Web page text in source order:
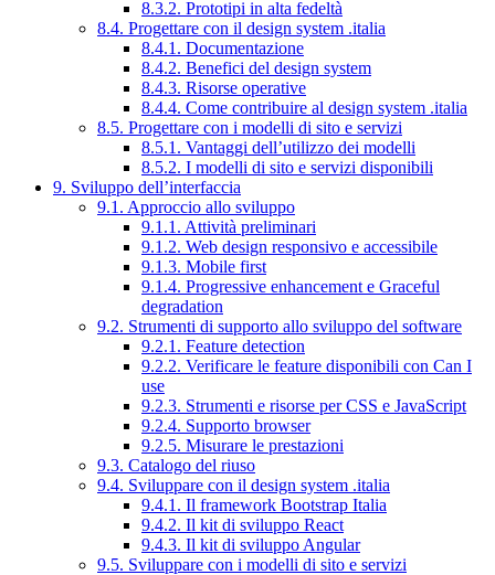
8.3.2. Prototipi in alta fedeltà
8.4. Progettare con il design system .italia
8.4.1. Documentazione
8.4.2. Benefici del design system
8.4.3. Risorse operative
8.4.4. Come contribuire al design system .italia
8.5. Progettare con i modelli di sito e servizi
8.5.1. Vantaggi dell’utilizzo dei modelli
8.5.2. I modelli di sito e servizi disponibili
9. Sviluppo dell’interfaccia
9.1. Approccio allo sviluppo
9.1.1. Attività preliminari
9.1.2. Web design responsivo e accessibile
9.1.3. Mobile first
9.1.4. Progressive enhancement e Graceful
degradation
9.2. Strumenti di supporto allo sviluppo del software
9.2.1. Feature detection
9.2.2. Verificare le feature disponibili con Can I
use
9.2.3. Strumenti e risorse per CSS e JavaScript
9.2.4. Supporto browser
9.2.5. Misurare le prestazioni
9.3. Catalogo del riuso
9.4. Sviluppare con il design system .italia
9.4.1. Il framework Bootstrap Italia
9.4.2. Il kit di sviluppo React
9.4.3. Il kit di sviluppo Angular
9.5. Sviluppare con i modelli di sito e servizi